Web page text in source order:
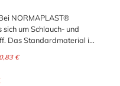
NORMAPLAST®
um Schlauch- und
Das Standardmaterial ist
preiswert miteinander
0,83 €
Preis: